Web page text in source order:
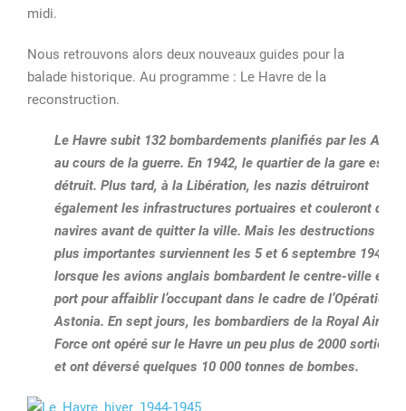
midi.
Nous retrouvons alors deux nouveaux guides pour la
balade historique. Au programme : Le Havre de la
reconstruction.
Le Havre subit 132 bombardements planifiés par les Alliés
au cours de la guerre. En 1942, le quartier de la gare est
détruit. Plus tard, à la Libération, les nazis détruiront
également les infrastructures portuaires et couleront des
navires avant de quitter la ville. Mais les destructions les
plus importantes surviennent les 5 et 6 septembre 1944
lorsque les avions anglais bombardent le centre-ville et le
port pour affaiblir l’occupant dans le cadre de l’Opération
Astonia. En sept jours, les bombardiers de la Royal Air
Force ont opéré sur le Havre un peu plus de 2000 sorties
et ont déversé quelques 10 000 tonnes de bombes.